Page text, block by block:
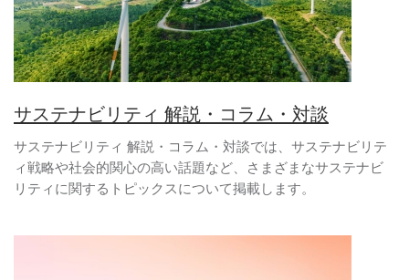
サステナビリティ 解説・コラム・対談
サステナビリティ 解説・コラム・対談では、サステナビリテ
ィ戦略や社会的関心の高い話題など、さまざまなサステナビ
リティに関するトピックスについて掲載します。